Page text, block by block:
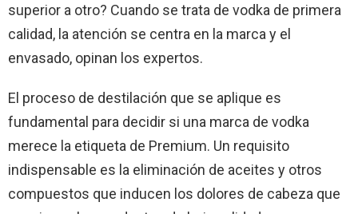
superior a otro? Cuando se trata de vodka de primera
calidad, la atención se centra en la marca y el
envasado, opinan los expertos.
El proceso de destilación que se aplique es
fundamental para decidir si una marca de vodka
merece la etiqueta de Premium. Un requisito
indispensable es la eliminación de aceites y otros
compuestos que inducen los dolores de cabeza que